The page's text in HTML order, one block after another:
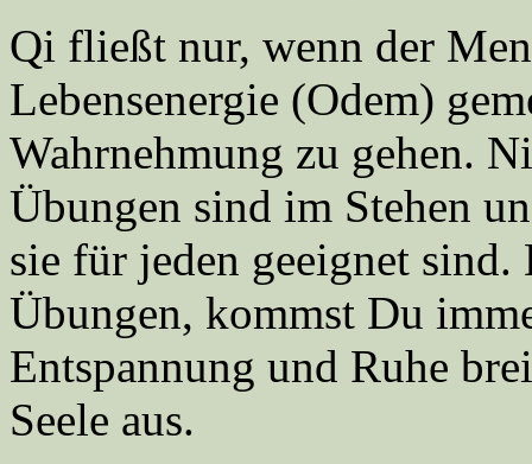
Qi fließt nur, wenn der
Lebensenergie (Odem)
Wahrnehmung zu gehen.
Übungen sind im Stehen
sie für jeden geeignet
Übungen, kommst Du
Entspannung und Ruhe
Seele aus.